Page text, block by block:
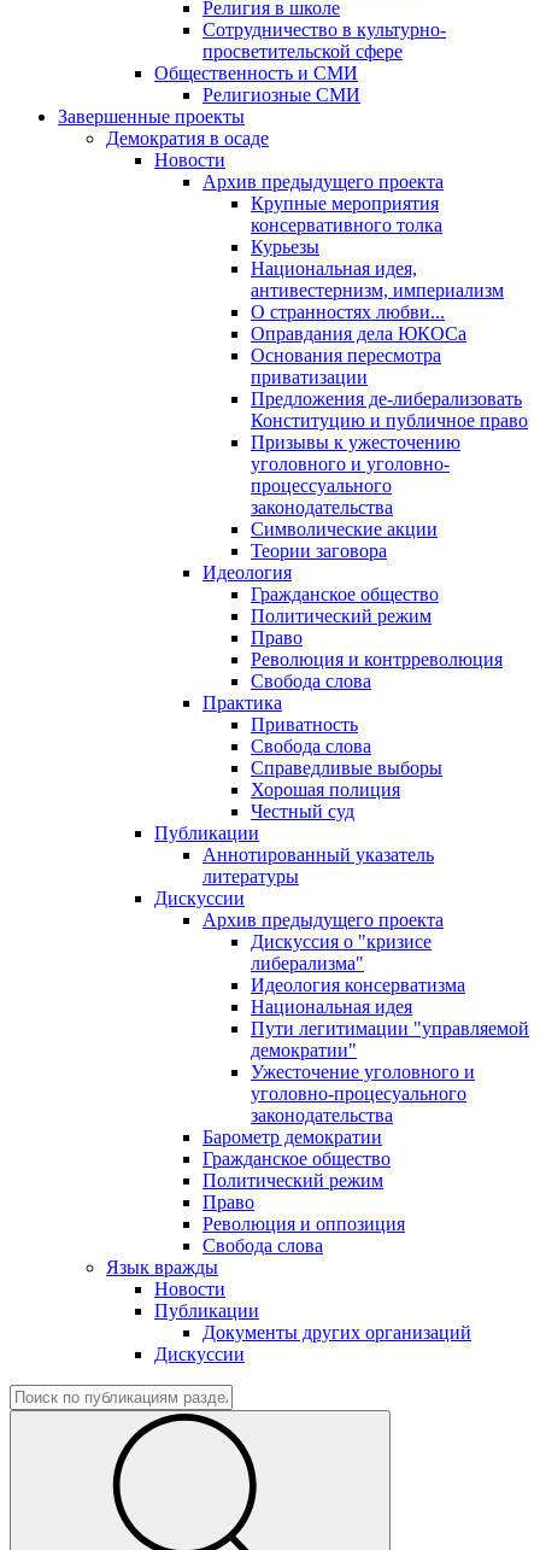
Религия в школе
Сотрудничество в культурно-
просветительской сфере
Общественность и СМИ
Религиозные СМИ
Завершенные проекты
Демократия в осаде
Новости
Архив предыдущего проекта
Крупные мероприятия
консервативного толка
Курьезы
Национальная идея,
антивестернизм, империализм
О странностях любви...
Оправдания дела ЮКОСа
Основания пересмотра
приватизации
Предложения де-либерализовать
Конституцию и публичное право
Призывы к ужесточению
уголовного и уголовно-
процессуального
законодательства
Символические акции
Теории заговора
Идеология
Гражданское общество
Политический режим
Право
Революция и контрреволюция
Свобода слова
Практика
Приватность
Свобода слова
Справедливые выборы
Хорошая полиция
Честный суд
Публикации
Аннотированный указатель
литературы
Дискуссии
Архив предыдущего проекта
Дискуссия о "кризисе
либерализма"
Идеология консерватизма
Национальная идея
Пути легитимации "управляемой
демократии"
Ужесточение уголовного и
уголовно-процесуального
законодательства
Барометр демократии
Гражданское общество
Политический режим
Право
Революция и оппозиция
Свобода слова
Язык вражды
Новости
Публикации
Документы других организаций
Дискуссии